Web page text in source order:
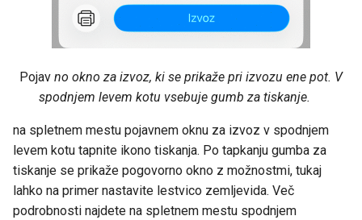
Pojav no okno za izvoz, ki se prikaže pri izvozu ene pot. V
spodnjem levem kotu vsebuje gumb za tiskanje.
na spletnem mestu pojavnem oknu za izvoz v spodnjem
levem kotu tapnite ikono tiskanja. Po tapkanju gumba za
tiskanje se prikaže pogovorno okno z možnostmi, tukaj
lahko na primer nastavite lestvico zemljevida. Več
podrobnosti najdete na spletnem mestu spodnjem